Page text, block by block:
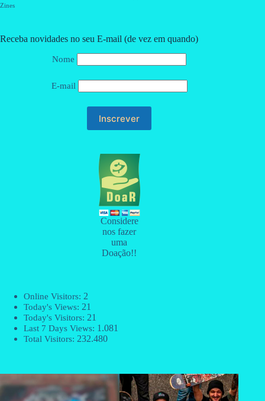
Zines
Receba novidades no seu E-mail (de vez em quando)
Nome
E-mail
Considere
nos fazer
uma
Doação!!
Online Visitors: 2
Today's Views: 21
Today's Visitors: 21
Last 7 Days Views: 1.081
Total Visitors: 232.480